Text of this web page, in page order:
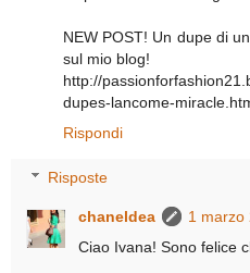
NEW POST! Un dupe di
sul mio blog!
http://
dupes-lancome-
Rispondi
Risposte
chaneldea
1 marzo
Ciao Ivana! Sono felice